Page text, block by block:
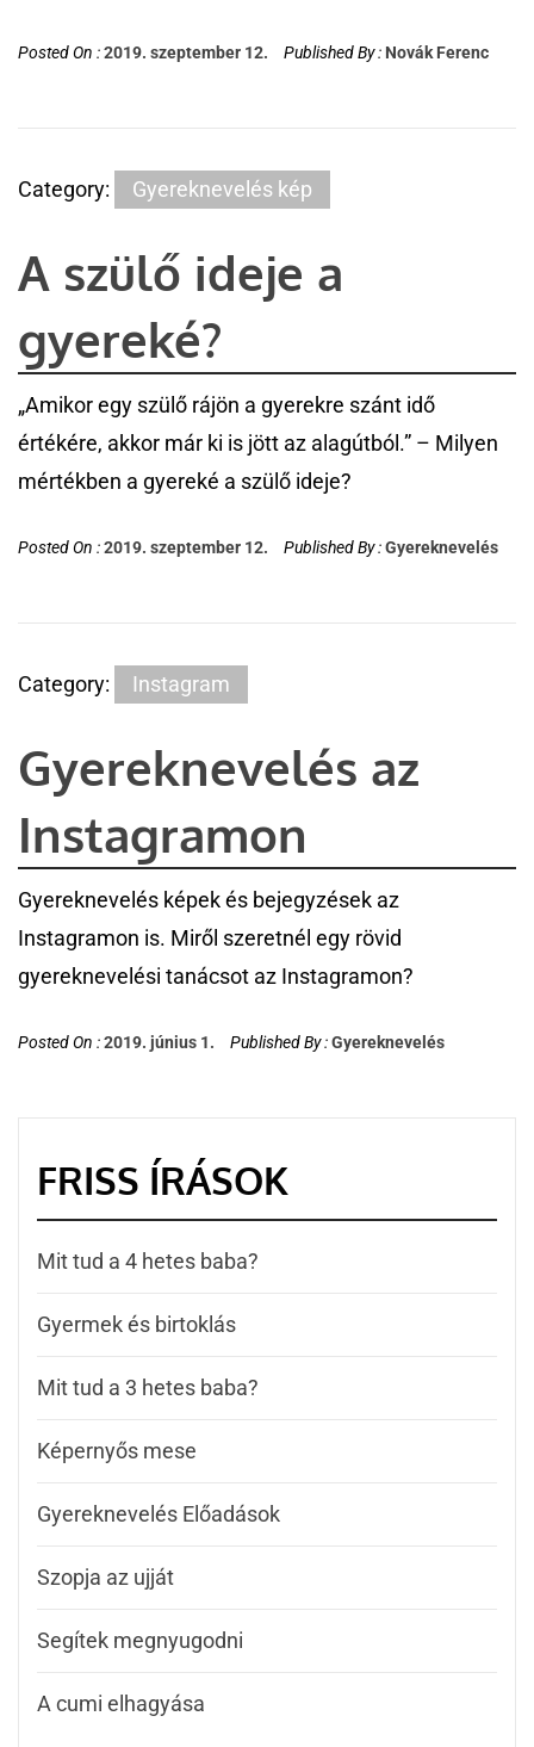
Posted On :2019. szeptember 12. Published By : Novák Ferenc
Category: Gyereknevelés kép
A szülő ideje a
gyereké?
„Amikor egy szülő rájön a gyerekre szánt idő
értékére, akkor már ki is jött az alagútból.” – Milyen
mértékben a gyereké a szülő ideje?
Posted On :2019. szeptember 12. Published By :Gyereknevelés
Category: Instagram
Gyereknevelés az
Instagramon
Gyereknevelés képek és bejegyzések az
Instagramon is. Miről szeretnél egy rövid
gyereknevelési tanácsot az Instagramon?
Posted On :2019. június 1. Published By :Gyereknevelés
FRISS ÍRÁSOK
Mit tud a 4 hetes baba?
Gyermek és birtoklás
Mit tud a 3 hetes baba?
Képernyős mese
Gyereknevelés Előadások
Szopja az ujját
Segítek megnyugodni
A cumi elhagyása